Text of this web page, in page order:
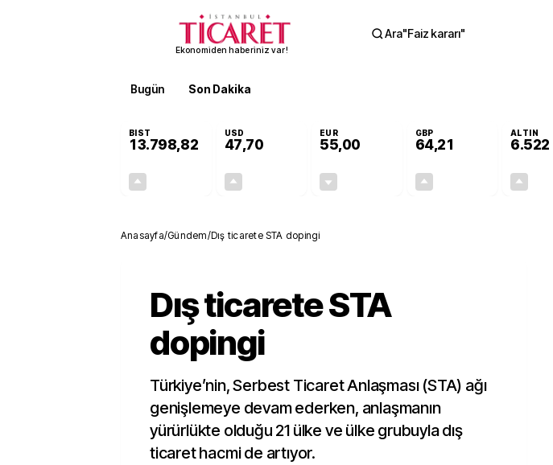
Ekonomiden haberiniz var!
Ara"Faiz kararı"
Bugün Son Dakika
BIST
13.798,82
USD
47,70
EUR
55,00
GBP
64,21
ALTIN
6.522
Anasayfa/Gündem/Dış ticarete STA dopingi
Dış ticarete STA
dopingi
Türkiye’nin, Serbest Ticaret Anlaşması (STA) ağı
genişlemeye devam ederken, anlaşmanın
yürürlükte olduğu 21 ülke ve ülke grubuyla dış
ticaret hacmi de artıyor.